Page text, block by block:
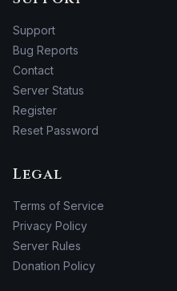
Support
Bug Reports
Contact
Server Status
Register
Reset Password
Legal
Terms of Service
Privacy Policy
Server Rules
Donation Policy